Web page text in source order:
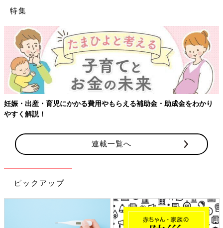
特集
り 【ワクチン接種できるものも】妊婦の感染症対策、知っておい
連載一覧へ
ピックアップ